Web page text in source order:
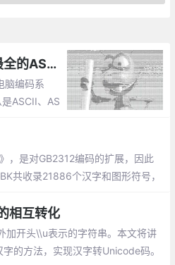
ascii码表/ascii编码_最全的ASCII码对照表
脑编码系
ASCII、AS
码对照表
，是对GB2312编码的扩展，因此
共收录21886个汉字和图形符号，
相互转化
加开头\\u表示的字符串。本文将讲
的方法，实现汉字转Unicode码。